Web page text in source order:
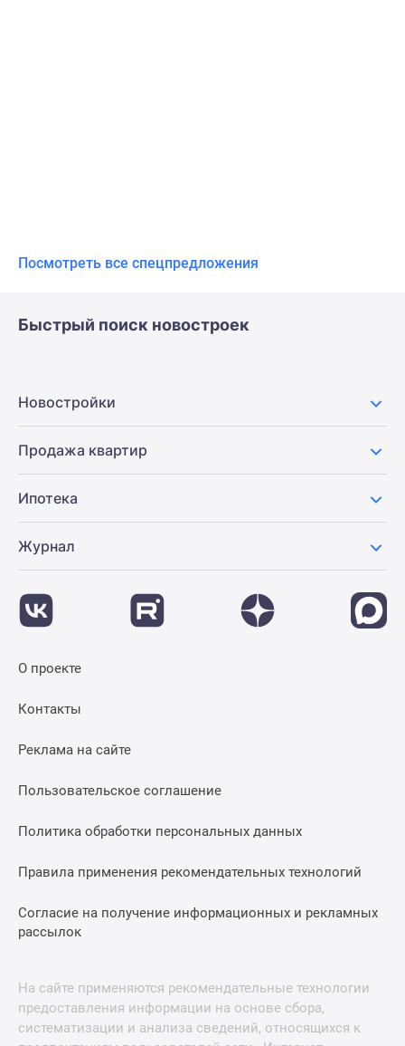
Посмотреть все спецпредложения
Быстрый поиск новостроек
Новостройки
Продажа квартир
Ипотека
Журнал
О проекте
Контакты
Реклама на сайте
Пользовательское соглашение
Политика обработки персональных данных
Правила применения рекомендательных технологий
Согласие на получение информационных и рекламных
рассылок
На сайте применяются рекомендательные технологии
предоставления информации на основе сбора,
систематизации и анализа сведений, относящихся к